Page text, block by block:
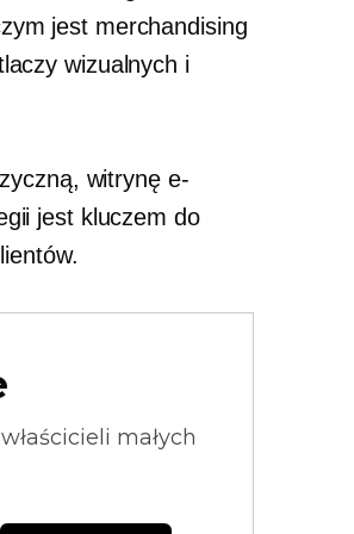
jest merchandising
wizualnych i
witrynę e-
jest kluczem do
małych